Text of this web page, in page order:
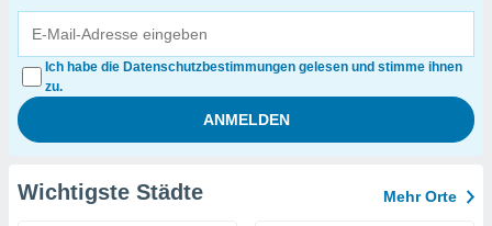
Ich habe die Datenschutzbestimmungen gelesen und stimme ihnen
zu.
Wichtigste Städte Mehr Orte